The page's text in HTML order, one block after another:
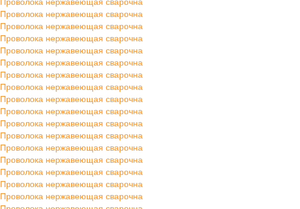
Проволока нержавеющая сварочна
Проволока нержавеющая сварочна
Проволока нержавеющая сварочна
Проволока нержавеющая сварочна
Проволока нержавеющая сварочна
Проволока нержавеющая сварочна
Проволока нержавеющая сварочна
Проволока нержавеющая сварочна
Проволока нержавеющая сварочна
Проволока нержавеющая сварочна
Проволока нержавеющая сварочна
Проволока нержавеющая сварочна
Проволока нержавеющая сварочна
Проволока нержавеющая сварочна
Проволока нержавеющая сварочна
Проволока нержавеющая сварочна